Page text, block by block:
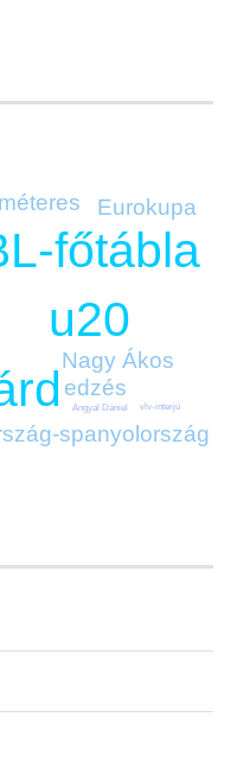
főtábla
u20
edzés
Eurokupa
spanyolország
Nagy Ákos
Angyal Dániel vlv-interjú